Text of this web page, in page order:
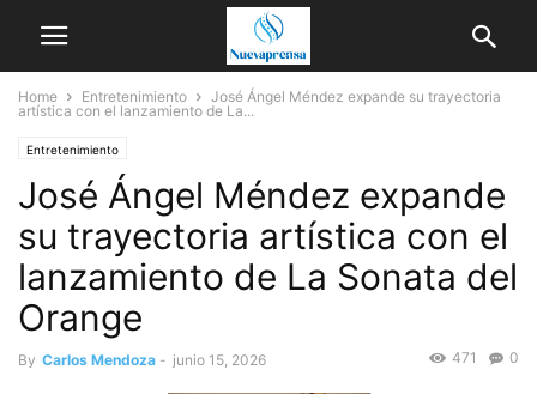
Home Entretenimiento
José Ángel Méndez expande su trayectoria
artística con el lanzamiento de La...
Entretenimiento
José Ángel Méndez expande
su trayectoria artística con el
lanzamiento de La Sonata del
Orange
By Carlos Mendoza - junio 15, 2026 0
471